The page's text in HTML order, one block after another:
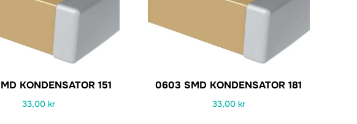
KONDENSATOR 151
33,00 kr
0603 SMD KONDENSATOR 181
33,00 kr